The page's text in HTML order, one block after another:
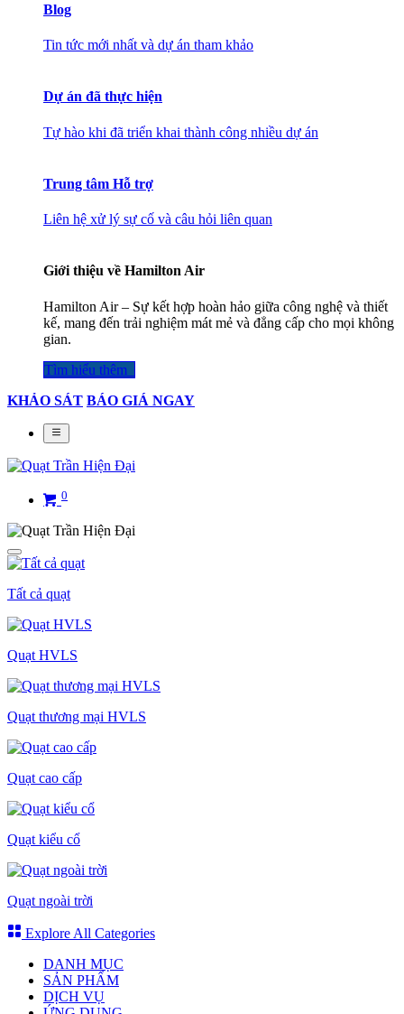
Blog
Tin tức mới nhất và dự án tham khảo
Dự án đã thực hiện
Tự hào khi đã triển khai thành công nhiều dự án
Trung tâm Hỗ trợ
Liên hệ xử lý sự cố và câu hỏi liên quan
Giới thiệu về Hamilton Air
Hamilton Air – Sự kết hợp hoàn hảo giữa công nghệ và thiết
kế, mang đến trải nghiệm mát mẻ và đẳng cấp cho mọi không
gian.
Tìm hiểu thêm​​​​​​​​
KHẢO SÁT BÁO GIÁ NGAY
0
Tất cả quạt
Quạt HVLS
Quạt thương mại HVLS
Quạt cao cấp
Quạt kiểu cổ
Quạt ngoài trời
Explore All Categories
DANH MỤC
SẢN PHẨM
DỊCH VỤ